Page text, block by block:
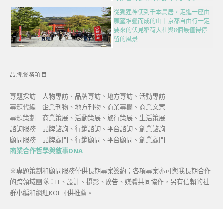
從狐狸神使到千本鳥居，走進一座由
願望堆疊而成的山｜京都自由行一定
要來的伏見稻荷大社與8個最值得停
留的風景
品牌服務項目
專題採訪｜人物專訪、品牌專訪、地方專訪、活動專訪
專題代編｜企業刊物、地方刊物、商業專欄、商業文案
專題策劃｜商業策展、活動策展、旅行策展、生活策展
諮詢服務｜品牌諮詢、行銷諮詢、平台諮詢、創業諮詢
顧問服務｜品牌顧問、行銷顧問、平台顧問、創業顧問
商業合作哲學與敘事DNA
※專題策劃和顧問服務僅供長期專案簽約；各項專案亦可與我長期合作
的跨領域團隊：IT、設計、攝影、廣告、媒體共同協作，另有信賴的社
群小編和網紅KOL可供推薦。